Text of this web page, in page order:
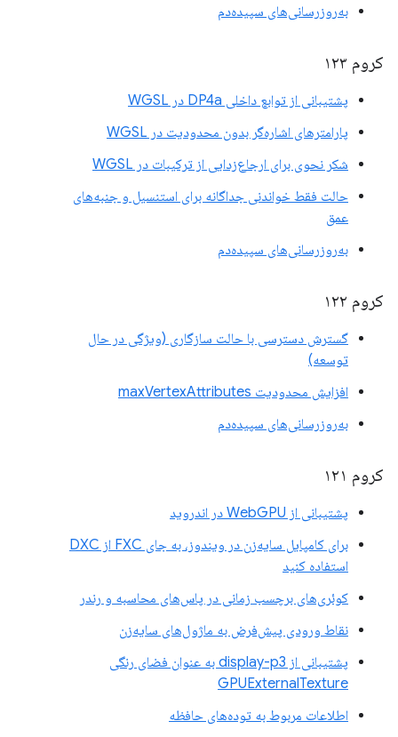
به‌روزرسانی‌های سپیده‌دم
کروم ۱۲۳
پشتیبانی از توابع داخلی DP4a در WGSL
پارامترهای اشاره‌گر بدون محدودیت در WGSL
شکر نحوی برای ارجاع‌زدایی از ترکیبات در WGSL
حالت فقط خواندنی جداگانه برای استنسیل و جنبه‌های
عمق
به‌روزرسانی‌های سپیده‌دم
کروم ۱۲۲
گسترش دسترسی با حالت سازگاری (ویژگی در حال
توسعه)
افزایش محدودیت maxVertexAttributes
به‌روزرسانی‌های سپیده‌دم
کروم ۱۲۱
پشتیبانی از WebGPU در اندروید
برای کامپایل سایه‌زن در ویندوز، به جای FXC از DXC
استفاده کنید
کوئری‌های برچسب زمانی در پاس‌های محاسبه و رندر
نقاط ورودی پیش‌فرض به ماژول‌های سایه‌زن
پشتیبانی از display-p3 به عنوان فضای رنگی
GPUExternalTexture
اطلاعات مربوط به توده‌های حافظه